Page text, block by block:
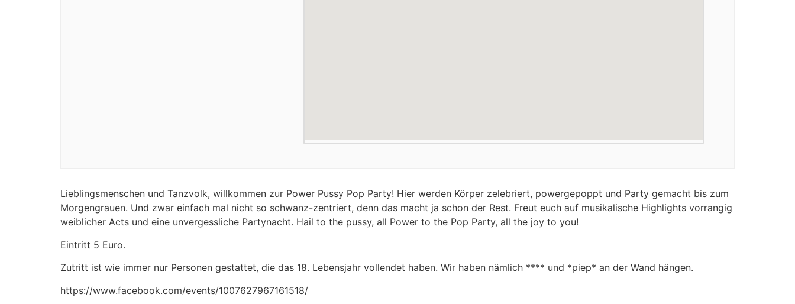
Lieblingsmenschen und Tanzvolk, willkommen zur Power Pussy Pop Party! Hier werden Körper zelebriert, powergepoppt und Party gemacht bis zum
Morgengrauen. Und zwar einfach mal nicht so schwanz-zentriert, denn das macht ja schon der Rest. Freut euch auf musikalische Highlights vorrangig
weiblicher Acts und eine unvergessliche Partynacht. Hail to the pussy, all Power to the Pop Party, all the joy to you!
Eintritt 5 Euro.
Zutritt ist wie immer nur Personen gestattet, die das 18. Lebensjahr vollendet haben. Wir haben nämlich **** und *piep* an der Wand hängen.
https://www.facebook.com/events/1007627967161518/